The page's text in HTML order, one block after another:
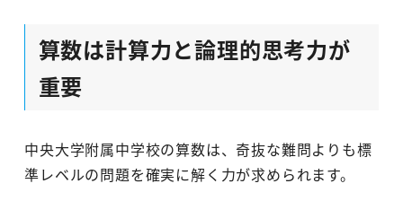
算数は計算力と論理的思考力が
重要
中央大学附属中学校の算数は、奇抜な難問よりも標
準レベルの問題を確実に解く力が求められます。